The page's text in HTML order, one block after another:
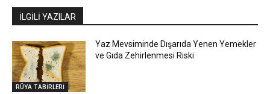
İLGİLİ YAZILAR
RÜYA TABİRLERİ
Yaz Mevsiminde Dışarıda Yenen Yemekler
ve Gıda Zehirlenmesi Riski